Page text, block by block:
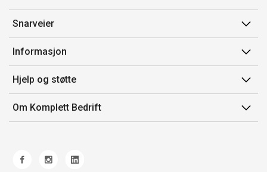
Snarveier
Min side
Ordreoversikt
Mine produkter
Informasjon
Salgsbetingelser
Avtalevilkår for Komplett Bedrift Pluss
Produsenter
Hjelp og støtte
Kontakt oss
Retur
Ofte stilte spørsmål
Om Komplett Bedrift